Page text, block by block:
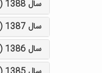
سال 1388 (254)
سال 1387 (284)
سال 1386 (186)